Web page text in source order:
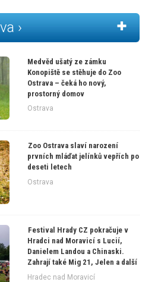
›
Medvěd ušatý ze zámku
Konopiště se stěhuje do Zoo
Ostrava – čeká ho nový,
prostorný domov
Ostrava
Zoo Ostrava slaví narození
prvních mláďat jelínků vepřích po
deseti letech
Ostrava
Festival Hrady CZ pokračuje v
Hradci nad Moravicí s Lucií,
Danielem Landou a Chinaski.
Zahrají také Mig 21, Jelen a další
Hradec nad Moravicí